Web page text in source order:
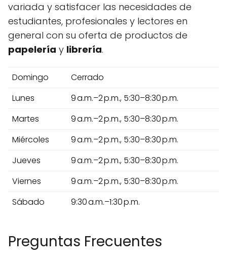
variada y satisfacer las necesidades de
estudiantes, profesionales y lectores en
general con su oferta de productos de
papelería y librería.
Domingo
Cerrado
Lunes
9 a.m.–2 p.m., 5:30–8:30 p.m.
Martes
9 a.m.–2 p.m., 5:30–8:30 p.m.
Miércoles
9 a.m.–2 p.m., 5:30–8:30 p.m.
Jueves
9 a.m.–2 p.m., 5:30–8:30 p.m.
Viernes
9 a.m.–2 p.m., 5:30–8:30 p.m.
Sábado
9:30 a.m.–1:30 p.m.
Preguntas Frecuentes